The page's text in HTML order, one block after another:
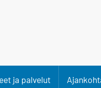
ja palvelut